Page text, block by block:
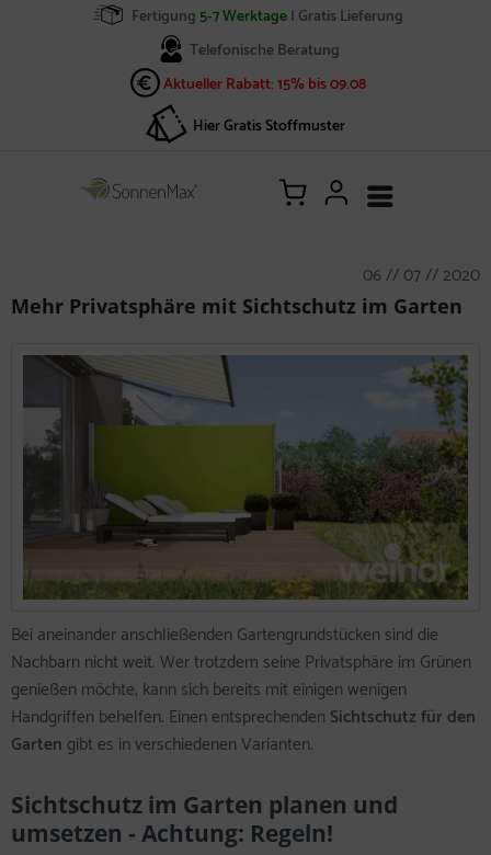
Fertigung 5-7 Werktage| Gratis Lieferung
Telefonische Beratung
Aktueller Rabatt: 15% bis 09.08
Hier Gratis Stoffmuster
06 // 07 // 2020
Mehr Privatsphäre mit Sichtschutz im Garten
Bei aneinander anschließenden Gartengrundstücken sind die
Nachbarn nicht weit. Wer trotzdem seine Privatsphäre im Grünen
genießen möchte, kann sich bereits mit einigen wenigen
Handgriffen behelfen. Einen entsprechenden Sichtschutz für den
Garten gibt es in verschiedenen Varianten.
Sichtschutz im Garten planen und
umsetzen - Achtung: Regeln!